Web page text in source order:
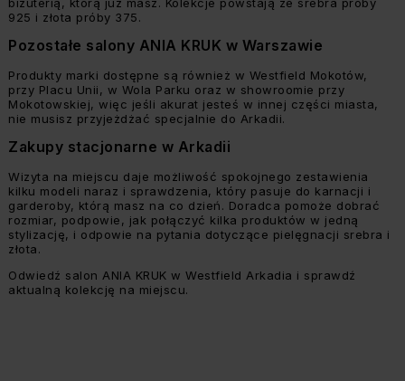
925 i złota próby 375.
Pozostałe salony ANIA KRUK w Warszawie
Produkty marki dostępne są również w Westfield Mokotów,
przy Placu Unii, w Wola Parku oraz w showroomie przy
Mokotowskiej, więc jeśli akurat jesteś w innej części miasta,
nie musisz przyjeżdżać specjalnie do Arkadii.
Zakupy stacjonarne w Arkadii
Wizyta na miejscu daje możliwość spokojnego zestawienia
kilku modeli naraz i sprawdzenia, który pasuje do karnacji i
garderoby, którą masz na co dzień. Doradca pomoże dobrać
rozmiar, podpowie, jak połączyć kilka produktów w jedną
stylizację, i odpowie na pytania dotyczące pielęgnacji srebra i
złota.
Odwiedź salon ANIA KRUK w Westfield Arkadia i sprawdź
aktualną kolekcję na miejscu.